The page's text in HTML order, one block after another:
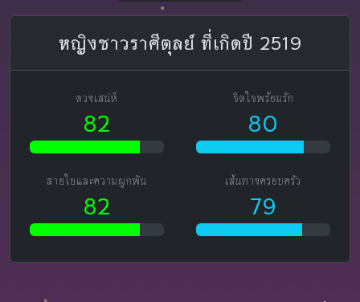
หญิงชาวราศีตุลย์ ที่เกิดปี 2519
ดวงเสน่ห์
82
จิตใจพร้อมรัก
80
สายใยและความผูกพัน
82
เส้นทางครอบครัว
79